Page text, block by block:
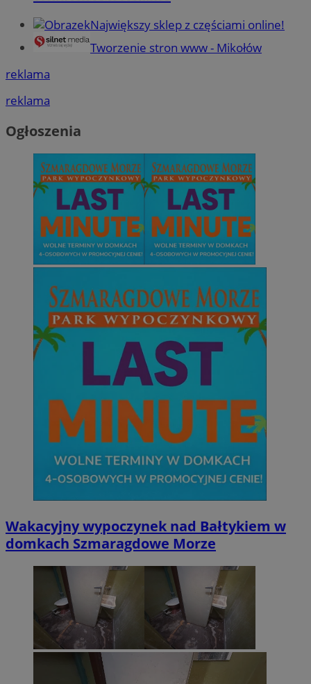
Największy sklep z częściami online!
Tworzenie stron www - Mikołów
reklama
reklama
Ogłoszenia
Wakacyjny wypoczynek nad Bałtykiem w
domkach Szmaragdowe Morze